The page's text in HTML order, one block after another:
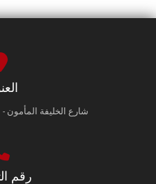
شارع الخليفة المأمون -
رقم